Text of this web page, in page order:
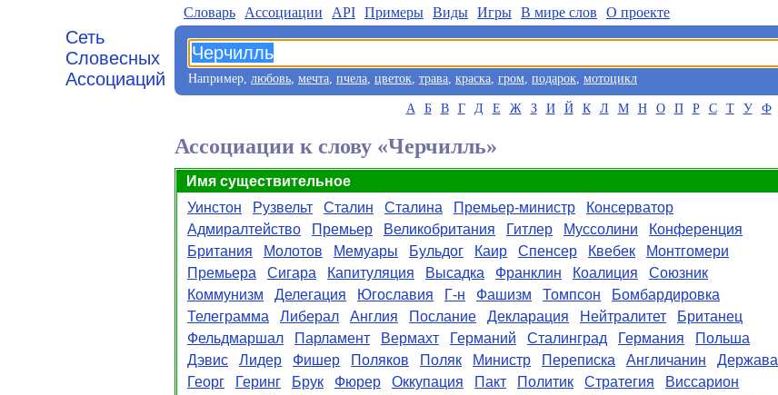
Сеть
Словесных
Ассоциаций
Словарь Aссоциации API Примеры Виды Игры В мире слов О проекте
Например, любовь, мечта, пчела, цветок, трава, краска, гром, подарок, мотоцикл
А Б В Г Д Е Ж З И Й К Л М Н О П Р С Т У Ф
Ассоциации к слову «Черчилль»
Имя существительное
Уинстон
Рузвельт Сталин Сталина Премьер-министр
Консерватор
Адмиралтейство
Премьер Великобритания Гитлер Муссолини
Конференция
Британия
Молотов Мемуары Бульдог Каир Спенсер Квебек
Монтгомери
Премьера
Сигара Капитуляция Высадка Франклин Коалиция
Союзник
Коммунизм
Делегация Югославия Г-н Фашизм Томпсон
Бомбардировка
Телеграмма
Либерал Англия Послание Декларация Нейтралитет
Британец
Фельдмаршал
Парламент Вермахт Германий Сталинград Германия
Польша
Дэвис
Лидер Фишер Поляков Поляк Министр Переписка Англичанин
Держава
Георг
Геринг Брук Фюрер Оккупация Пакт Политик Стратегия
Виссарион